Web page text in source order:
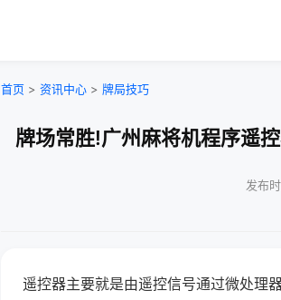
首页 > 资讯中心 > 牌局技巧
牌场常胜!广州麻将机程序遥
发布
遥控器主要就是由遥控信号通过微处理